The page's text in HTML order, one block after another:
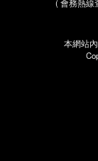
( 會務熱線
本網站